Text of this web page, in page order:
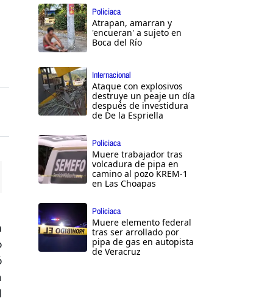
Policiaca
Atrapan, amarran y
'encueran' a sujeto en
Boca del Río
Internacional
Ataque con explosivos
destruye un peaje un día
después de investidura
de De la Espriella
Policiaca
Muere trabajador tras
volcadura de pipa en
camino al pozo KREM-1
en Las Choapas
Policiaca
Muere elemento federal
tras ser arrollado por
pipa de gas en autopista
de Veracruz